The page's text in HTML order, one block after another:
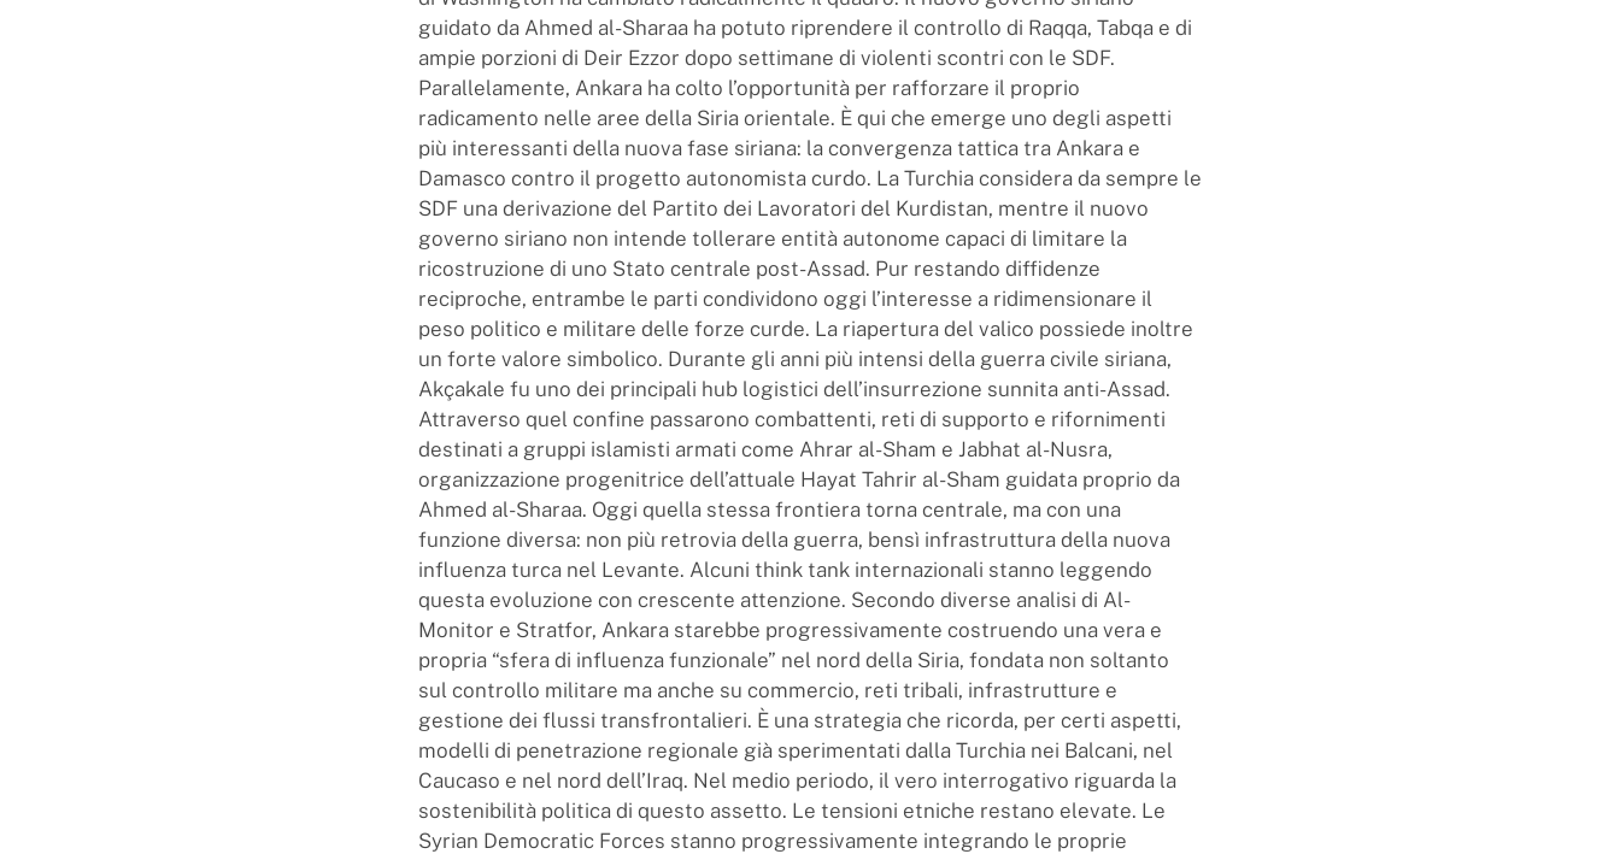
guidato da Ahmed al-Sharaa ha potuto riprendere il controllo di Raqqa, Tabqa e di
ampie porzioni di Deir Ezzor dopo settimane di violenti scontri con le SDF.
Parallelamente, Ankara ha colto l’opportunità per rafforzare il proprio
radicamento nelle aree della Siria orientale. È qui che emerge uno degli aspetti
più interessanti della nuova fase siriana: la convergenza tattica tra Ankara e
Damasco contro il progetto autonomista curdo. La Turchia considera da sempre le
SDF una derivazione del Partito dei Lavoratori del Kurdistan, mentre il nuovo
governo siriano non intende tollerare entità autonome capaci di limitare la
ricostruzione di uno Stato centrale post-Assad. Pur restando diffidenze
reciproche, entrambe le parti condividono oggi l’interesse a ridimensionare il
peso politico e militare delle forze curde. La riapertura del valico possiede inoltre
un forte valore simbolico. Durante gli anni più intensi della guerra civile siriana,
Akçakale fu uno dei principali hub logistici dell’insurrezione sunnita anti-Assad.
Attraverso quel confine passarono combattenti, reti di supporto e rifornimenti
destinati a gruppi islamisti armati come Ahrar al-Sham e Jabhat al-Nusra,
organizzazione progenitrice dell’attuale Hayat Tahrir al-Sham guidata proprio da
Ahmed al-Sharaa. Oggi quella stessa frontiera torna centrale, ma con una
funzione diversa: non più retrovia della guerra, bensì infrastruttura della nuova
influenza turca nel Levante. Alcuni think tank internazionali stanno leggendo
questa evoluzione con crescente attenzione. Secondo diverse analisi di Al-
Monitor e Stratfor, Ankara starebbe progressivamente costruendo una vera e
propria “sfera di influenza funzionale” nel nord della Siria, fondata non soltanto
sul controllo militare ma anche su commercio, reti tribali, infrastrutture e
gestione dei flussi transfrontalieri. È una strategia che ricorda, per certi aspetti,
modelli di penetrazione regionale già sperimentati dalla Turchia nei Balcani, nel
Caucaso e nel nord dell’Iraq. Nel medio periodo, il vero interrogativo riguarda la
sostenibilità politica di questo assetto. Le tensioni etniche restano elevate. Le
Syrian Democratic Forces stanno progressivamente integrando le proprie